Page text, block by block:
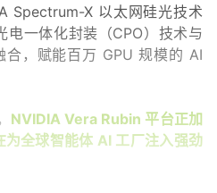
Spectrum-X 以太网硅光技术
一体化封装（CPO）技术与
，赋能百万 GPU 规模的 AI
NVIDIA Vera Rubin 平台正加
全球智能体 AI 工厂注入强劲